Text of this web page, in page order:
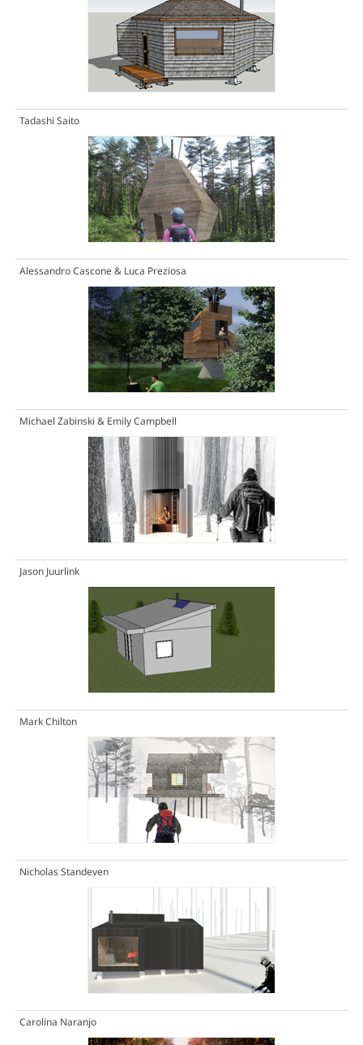
Tadashi Saito
Alessandro Cascone & Luca Preziosa
Michael Zabinski & Emily Campbell
Jason Juurlink
Mark Chilton
Nicholas Standeven
Carolina Naranjo